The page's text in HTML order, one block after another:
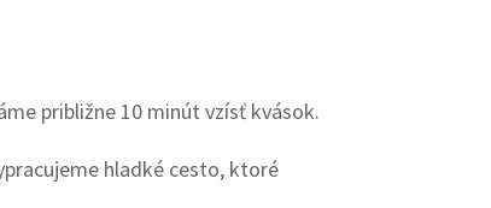
približne 10 minút vzísť kvások.
hladké cesto, ktoré